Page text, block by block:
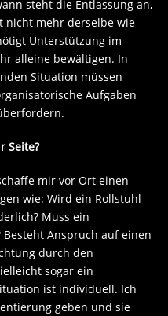
steht die Entlassung an,
nicht mehr derselbe wie
Unterstützung im
alleine bewältigen. In
Situation müssen
Aufgaben
Seite?
mir vor Ort einen
wie: Wird ein Rollstuhl
Muss ein
Anspruch auf einen
durch den
sogar ein
ist individuell. Ich
geben und sie